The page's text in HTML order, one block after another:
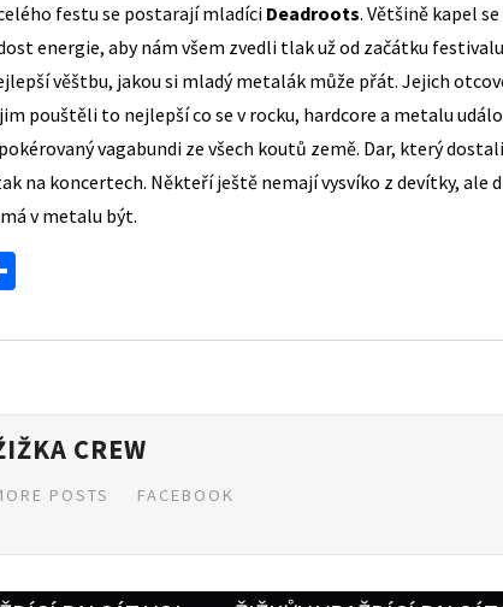
festu se postarají mladíciDeadroots. Většině kapel
energie, aby nám všem zvedli tlak už od začátku
věštbu, jakou si mladý metalák může přát. Jejich
pouštěli to nejlepší co se v rocku, hardcore a metalu
vagabundi ze všech koutů země. Dar, který
na koncertech. Někteří ještě nemají vysvíko z devítky, ale
v metalu být.
ar
CREW
POSTS FACEBOOK